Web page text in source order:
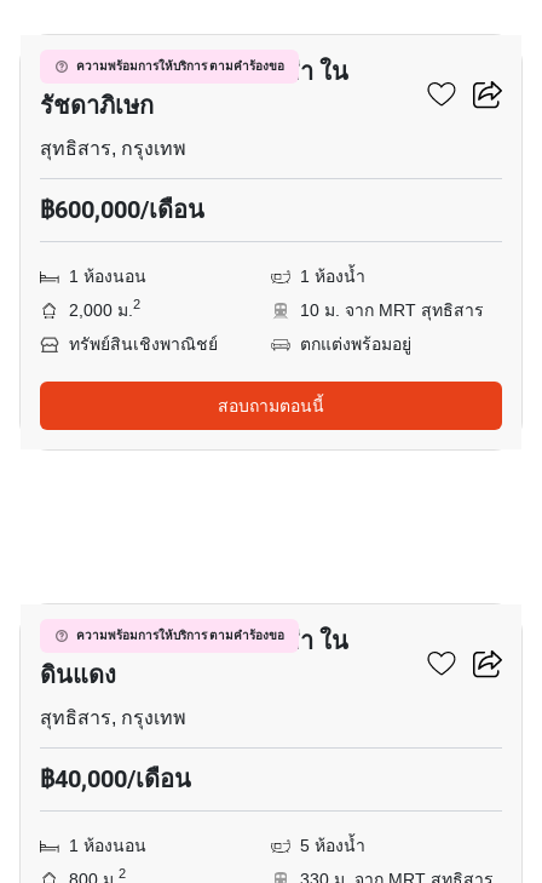
ความพร้อมการให้บริการ ตามคำร้องขอ
พื้นที่สำนักงาน สำหรับ เช่า ใน
รัชดาภิเษก
สุทธิสาร, กรุงเทพ
฿600,000/เดือน
1 ห้องนอน
1 ห้องน้ำ
2,000 ม.2
10 ม. จาก MRT สุทธิสาร
ทรัพย์สินเชิงพาณิชย์
ตกแต่งพร้อมอยู่
สอบถามตอนนี้
ความพร้อมการให้บริการ ตามคำร้องขอ
พื้นที่สำนักงาน สำหรับ เช่า ใน
ดินแดง
สุทธิสาร, กรุงเทพ
฿40,000/เดือน
1 ห้องนอน
5 ห้องน้ำ
2